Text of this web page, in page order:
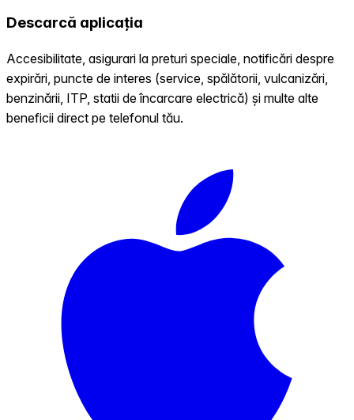
Descarcă aplicația
Accesibilitate, asigurari la preturi speciale, notificări despre
expirări, puncte de interes (service, spălătorii, vulcanizări,
benzinării, ITP, statii de încarcare electrică) și multe alte
beneficii direct pe telefonul tău.